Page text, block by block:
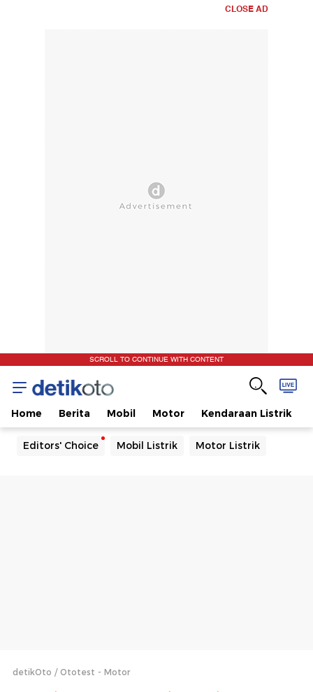
CLOSE AD
SCROLL TO CONTINUE WITH CONTENT
Home Berita Mobil Motor Kendaraan Listrik
Editors' Choice Mobil Listrik Motor Listrik
detikOto Ototest - Motor